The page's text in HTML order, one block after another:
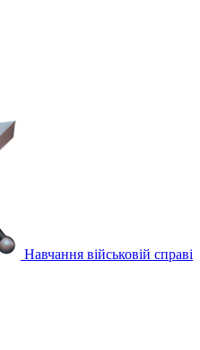
Навчання військовій справі